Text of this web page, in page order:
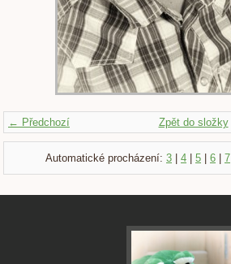
← Předchozí Zpět do složky
Automatické procházení: 3 4 5 6 7